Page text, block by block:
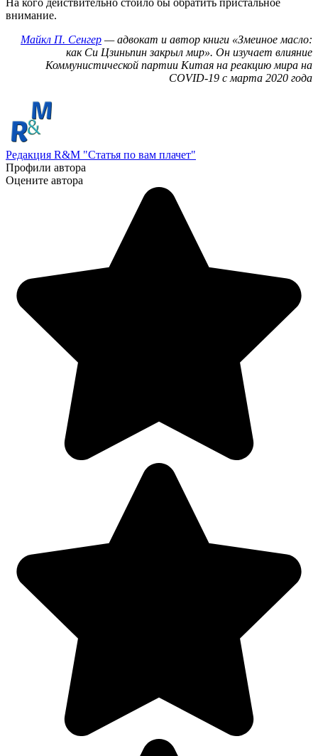
внимание.
Майкл П. Сенгер — адвокат и автор книги «Змеиное масло:
как Си Цзиньпин закрыл мир». Он изучает влияние
Коммунистической партии Китая на реакцию мира на
COVID-19 с марта 2020 года
Редакция R&M "Статья по вам плачет"
Профили автора
Оцените автора